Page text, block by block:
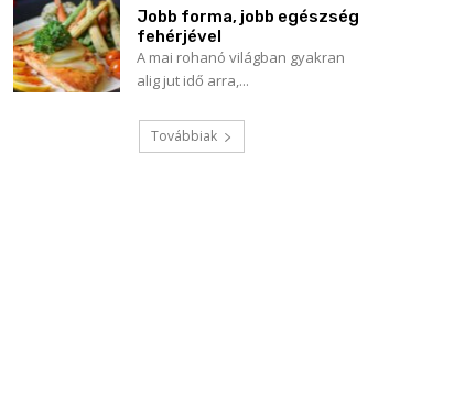
Jobb forma, jobb egészség
fehérjével
A mai rohanó világban gyakran
alig jut idő arra,...
Továbbiak